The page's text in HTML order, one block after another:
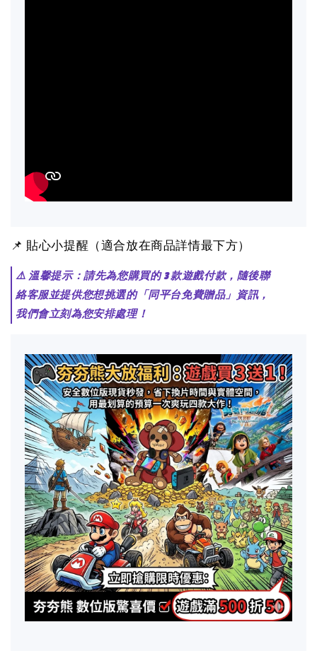
📌 貼心小提醒（適合放在商品詳情最下方）
⚠️ 溫馨提示：請先為您購買的 3 款遊戲付款，隨後聯
絡客服並提供您想挑選的「同平台免費贈品」資訊，
我們會立刻為您安排處理！